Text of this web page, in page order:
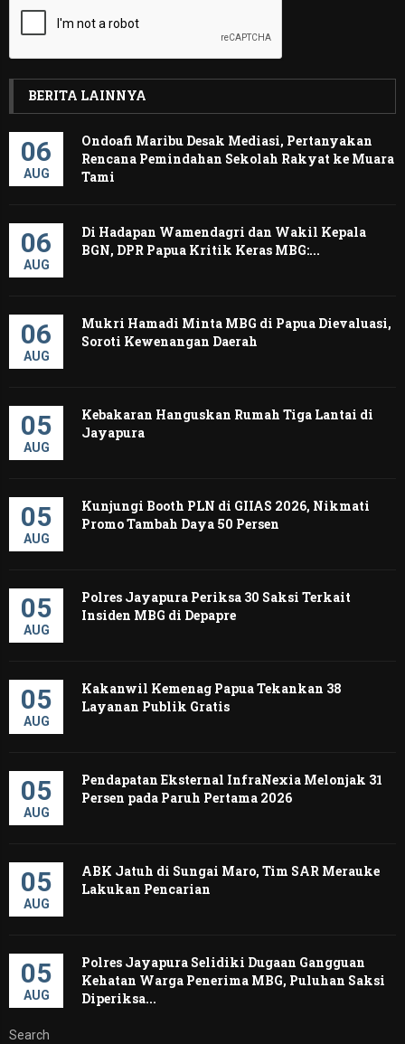
BERITA LAINNYA
06
AUG
Ondoafi Maribu Desak Mediasi, Pertanyakan
Rencana Pemindahan Sekolah Rakyat ke Muara
Tami
06
AUG
Di Hadapan Wamendagri dan Wakil Kepala
BGN, DPR Papua Kritik Keras MBG:...
06
AUG
Mukri Hamadi Minta MBG di Papua Dievaluasi,
Soroti Kewenangan Daerah ‎
05
AUG
Kebakaran Hanguskan Rumah Tiga Lantai di
Jayapura
05
AUG
Kunjungi Booth PLN di GIIAS 2026, Nikmati
Promo Tambah Daya 50 Persen
05
AUG
Polres Jayapura Periksa 30 Saksi Terkait
Insiden MBG di Depapre
05
AUG
Kakanwil Kemenag Papua Tekankan 38
Layanan Publik Gratis
05
AUG
Pendapatan Eksternal InfraNexia Melonjak 31
Persen pada Paruh Pertama 2026
05
AUG
ABK Jatuh di Sungai Maro, Tim SAR Merauke
Lakukan Pencarian
05
AUG
Polres Jayapura Selidiki Dugaan Gangguan
Kehatan Warga Penerima MBG, Puluhan Saksi
Diperiksa...
Search